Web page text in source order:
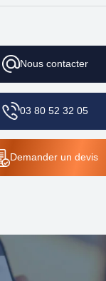
Nouscontacter
03 80 52 32 05
Demanderun devis